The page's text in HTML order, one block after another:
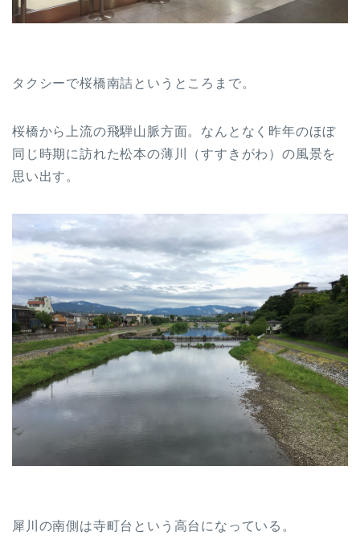
タクシーで桜橋南詰というところまで。
桜橋から上流の飛騨山脈方面。なんとなく昨年のほぼ
同じ時期に訪れた松本の薄川（すすきがわ）の風景を
思い出す。
犀川の南側は寺町台という高台になっている。